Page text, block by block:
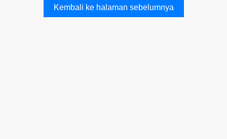
Kembali ke halaman sebelumnya